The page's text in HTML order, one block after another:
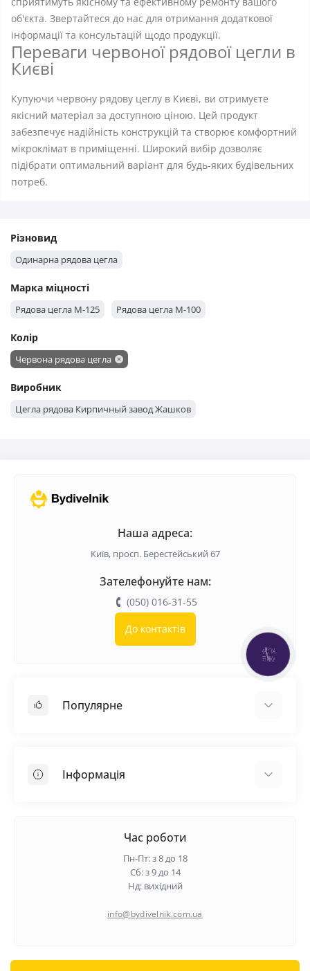
об'єкта. Звертайтеся до нас для отримання додаткової
інформації та консультацій щодо продукції.
Переваги червоної рядової цегли в
Києві
Купуючи червону рядову цеглу в Києві, ви отримуєте
якісний матеріал за доступною ціною. Цей продукт
забезпечує надійність конструкцій та створює комфортний
мікроклімат в приміщенні. Широкий вибір дозволяє
підібрати оптимальний варіант для будь-яких будівельних
потреб.
Різновид
Одинарна рядова цегла
Марка міцності
Рядова цегла М-125 Рядова цегла М-100
Колір
Червона рядова цегла
Виробник
Цегла рядова Кирпичный завод Жашков
Наша адреса:
Київ, просп. Берестейський 67
Зателефонуйте нам:
(050) 016-31-55
До контактів
Популярне
Самовирівнююча суміш
Інформація
Гарантія та повернення
Політика конфіденційності
Час роботи
Пн-Пт: з 8 до 18
Сб: з 9 до 14
Нд: вихідний
info@bydivelnik.com.ua
КНОПКА
ЗВ'ЯЗКУ